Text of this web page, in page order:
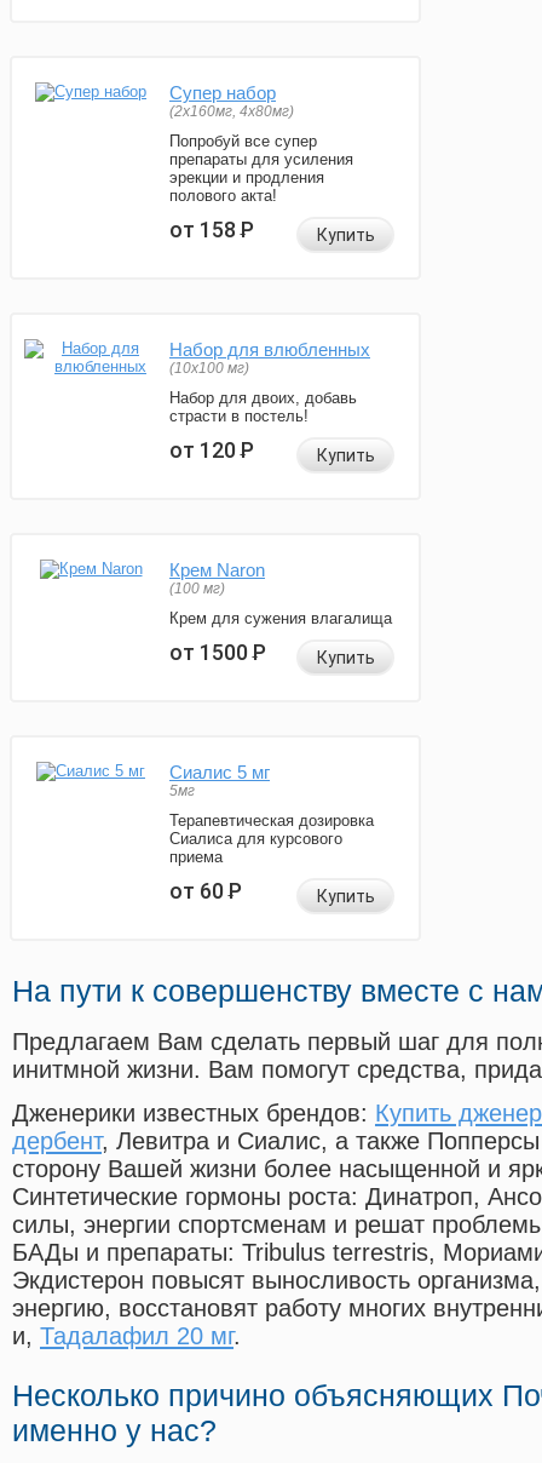
Супер набор
(2х160мг, 4х80мг)
Попробуй все супер
препараты для усиления
эрекции и продления
полового акта!
от 158Р Купить
Набор для влюбленных
(10х100 мг)
Набор для двоих, добавь
страсти в постель!
от 120Р Купить
Крем Naron
(100 мг)
Крем для сужения влагалища
от 1500Р Купить
Сиалис 5 мг
5мг
Терапевтическая дозировка
Сиалиса для курсового
приема
от 60Р Купить
На пути к совершенству вместе с
Предлагаем Вам сделать первый шаг для
инитмной жизни. Вам помогут средства,
Дженерики известных брендов: Купить
дербент, Левитра и Сиалис, а также
сторону Вашей жизни более насыщенной и
Синтетические гормоны роста: Динатроп,
силы, энергии спортсменам и решат
БАДы и препараты: Tribulus terrestris,
Экдистерон повысят выносливость
энергию, восстановят работу многих
и, Тадалафил 20 мг.
Несколько причино объясняющих
именно у нас?